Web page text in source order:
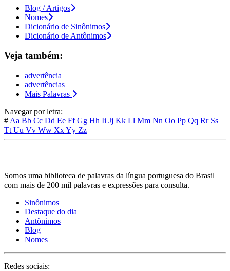
Blog / Artigos
Nomes
Dicionário de Sinônimos
Dicionário de Antônimos
Veja também:
advertência
advertências
Mais Palavras
Navegar por letra:
# Aa Bb Cc Dd Ee FfGg Hh Ii Jj Kk Ll Mm Nn Oo Pp Qq Rr Ss
Tt Uu Vv Ww XxYy Zz
Somos uma biblioteca de palavras da língua portuguesa do Brasil
com mais de 200 mil palavras e expressões para consulta.
Sinônimos
Destaque do dia
Antônimos
Blog
Nomes
Redes sociais: